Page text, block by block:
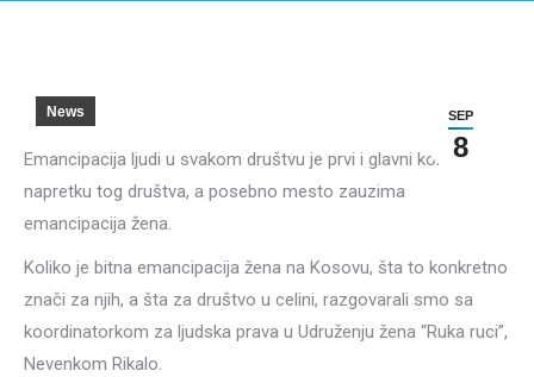
SEP
8
News
Emancipacija ljudi u svakom društvu je prvi i glavni korak u
napretku tog društva, a posebno mesto zauzima
emancipacija žena.
Koliko je bitna emancipacija žena na Kosovu, šta to konkretno
znači za njih, a šta za društvo u celini, razgovarali smo sa
koordinatorkom za ljudska prava u Udruženju žena “Ruka ruci”,
Nevenkom Rikalo.